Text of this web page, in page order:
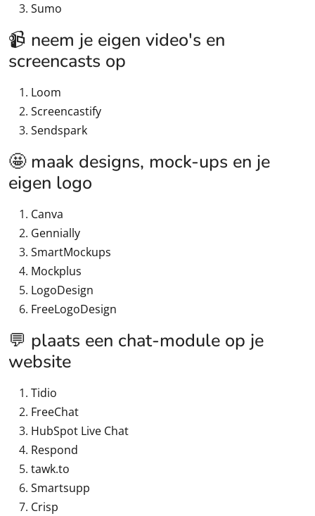
Sumo
📹 neem je eigen video's en
screencasts op
Loom
Screencastify
Sendspark
🤩 maak designs, mock-ups en je
eigen logo
Canva
Gennially
SmartMockups
Mockplus
LogoDesign
FreeLogoDesign
💬 plaats een chat-module op je
website
Tidio
FreeChat
HubSpot Live Chat
Respond
tawk.to
Smartsupp
Crisp